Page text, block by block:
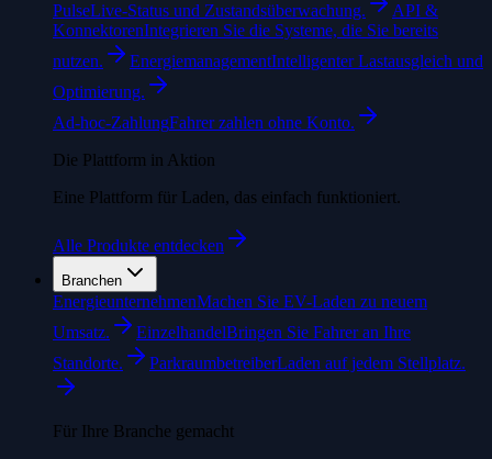
PulseLive-Status und Zustandsüberwachung.
API &
KonnektorenIntegrieren Sie die Systeme, die Sie bereits
nutzen.
EnergiemanagementIntelligenter Lastausgleich und
Optimierung.
Ad-hoc-ZahlungFahrer zahlen ohne Konto.
Die Plattform in Aktion
Eine Plattform für Laden, das einfach funktioniert.
Alle Produkte entdecken
Branchen
EnergieunternehmenMachen Sie EV-Laden zu neuem
Umsatz.
EinzelhandelBringen Sie Fahrer an Ihre
Standorte.
ParkraumbetreiberLaden auf jedem Stellplatz.
Für Ihre Branche gemacht